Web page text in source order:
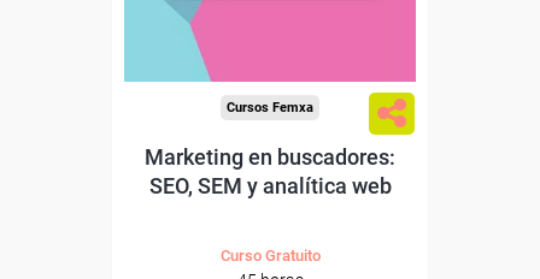
Cursos Femxa
Marketing en buscadores:
SEO, SEM y analítica web
Curso Gratuito